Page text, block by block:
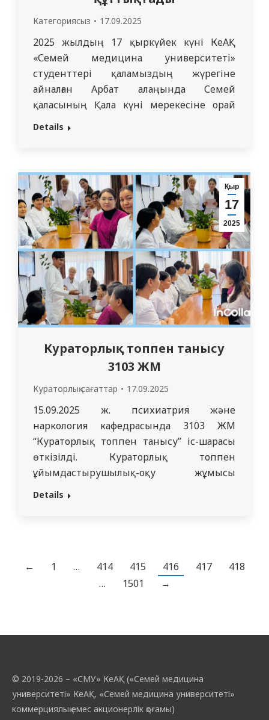
Категориясыз 17.09.2025
2025 жылдың 17 қыркүйек күні КеАҚ
«Семей медицина университеті»
студенттері қаламыздың жүрегіне
айналған Арбат алаңында Семей
қаласының Қала күні мерекесіне орай
салтанатты концерттік бағдарлама
қонақтарына көтеріңкі көңіл күй
сыйлады. Бағдарламада әсем әндер,
әсерлі билер, музыкалық қойылымдар
мен патриоттық рухтағы шығармалар
орындалып, көрермендердің…
Details
Қыр
17
2025
Кураторлық топпен танысу
3103 ЖМ
Кураторлық сағаттар 17.09.2025
15.09.2025 ж. психиатрия және
наркология кафедрасында 3103 ЖМ
“Кураторлық топпен танысу” іс-шарасы
өткізілді. Кураторлық топпен
ұйымдастырушылық-оқу жұмысы
жүргізілді. Ұйымдастырушы: куратор,
өздері туралы әңгімемен бөлісті,
өздерінің қызығушылықтары мен
Details
← 1 … 414 415 416 417
418
…
1501 →
© 2019-2026 – «СМУ» КеАҚ («Семей медицина
университеті» КеАҚ, «Семей медицина университеті»
коммерциялық емес акционерлік қоғамы)